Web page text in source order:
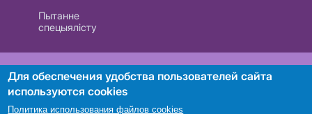
Пытанне
спецыялісту
РУП «Белтэлекам». УНП 101007741
Для обеспечения удобства пользователей сайта
используются cookies
Политика использования файлов cookies